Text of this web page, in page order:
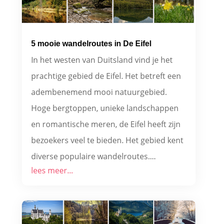
5 mooie wandelroutes in De Eifel
In het westen van Duitsland vind je het
prachtige gebied de Eifel. Het betreft een
adembenemend mooi natuurgebied.
Hoge bergtoppen, unieke landschappen
en romantische meren, de Eifel heeft zijn
bezoekers veel te bieden. Het gebied kent
diverse populaire wandelroutes....
lees meer...